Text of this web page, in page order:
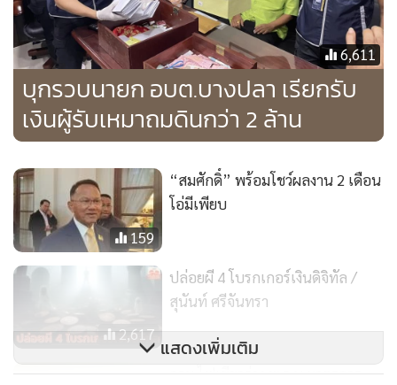
และ น.ส.พรมณี ผู้ช่วยนักจัดการงานทั่วไป จึงได้แจ้งพฤติการณ์
และข้อกล่าวหาให้ผู้ต้องหาทั้งสองทราบ พร้อมแจ้งสิทธิตาม
กฎหมายให้ทราบ นอกจากนี้ ยังได้ตรวจค้นพบเงินสดในโต๊ะ
ทำงาน จำนวน 2,271,427 บาท และตรวจยึดปืน ยี่ห้อ Smith&
Wesson ขนาด 9 มม. พร้อมเครื่องกระสุนปืนจำนวน 11 นัด
สอบถามปากคำเบื้องต้น ผู้ต้องหาทั้งสองยังให้การปฏิเสธตลอด
คดีตามกฎหมายต่อไป
6,611
บุกรวบนายก อบต.บางปลา เรียกรับ
เงินผู้รับเหมาถมดินกว่า 2 ล้าน
159
“สมศักดิ์” พร้อมโชว์ผลงาน 2 เดือน
โอ่มีเพียบ
2,617
ปล่อยผี 4 โบรกเกอร์เงินดิจิทัล /
สุนันท์ ศรีจันทรา
ครม.ไฟเขียวร่าง พ.ร.บ.มาตรการ
แสดงเพิ่มเติม